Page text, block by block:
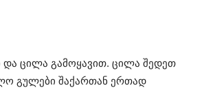
და ცილა გამოყავით. ცილა შედეთ
გულები შაქართან ერთად